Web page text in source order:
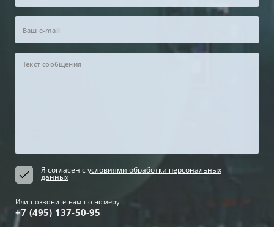
Я согласен сусловиями обработки персональных
данных
Или позвоните нам по номеру
+7 (495) 137-50-95